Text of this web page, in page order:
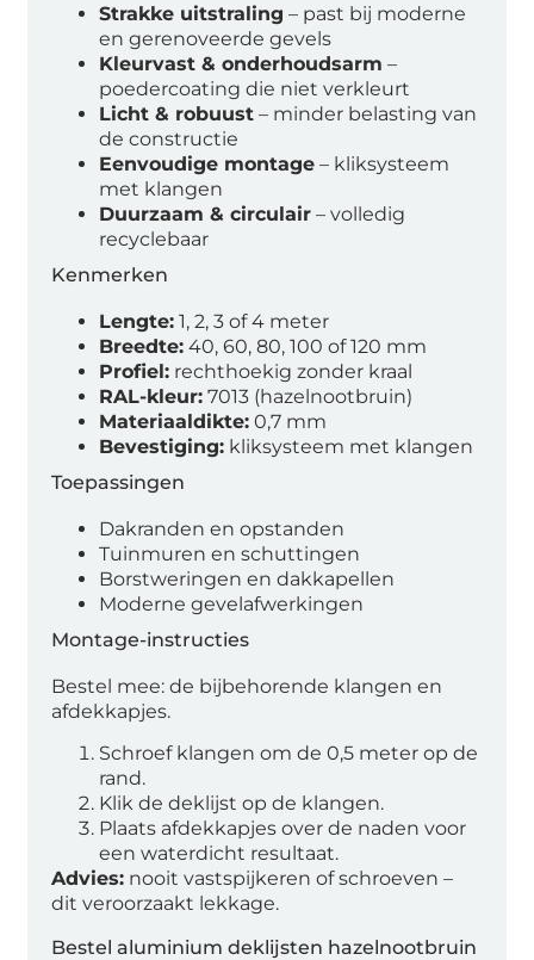
Strakke uitstraling – past bij moderne
en gerenoveerde gevels
Kleurvast & onderhoudsarm –
poedercoating die niet verkleurt
Licht & robuust – minder belasting van
de constructie
Eenvoudige montage – kliksysteem
met klangen
Duurzaam & circulair – volledig
recyclebaar
Kenmerken
Lengte: 1, 2, 3 of 4 meter
Breedte: 40, 60, 80, 100 of 120 mm
Profiel: rechthoekig zonder kraal
RAL-kleur: 7013 (hazelnootbruin)
Materiaaldikte: 0,7 mm
Bevestiging: kliksysteem met klangen
Toepassingen
Dakranden en opstanden
Tuinmuren en schuttingen
Borstweringen en dakkapellen
Moderne gevelafwerkingen
Montage-instructies
Bestel mee: de bijbehorende klangen en
afdekkapjes.
Schroef klangen om de 0,5 meter op de
rand.
Klik de deklijst op de klangen.
Plaats afdekkapjes over de naden voor
een waterdicht resultaat.
Advies: nooit vastspijkeren of schroeven –
dit veroorzaakt lekkage.
Bestel aluminium deklijsten hazelnootbruin